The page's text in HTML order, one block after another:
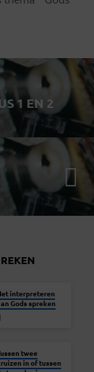
1 EN 2
interpreteren
Gods spreken
twee
in of tussen